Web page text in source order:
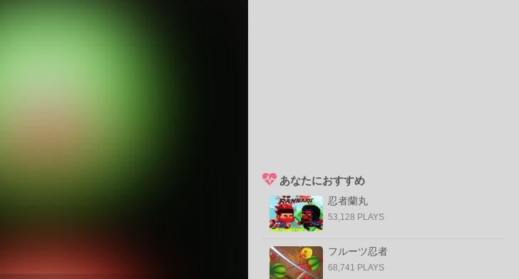
あなたにおすすめ
忍者蘭丸
53,128 PLAYS
フルーツ忍者
68,741 PLAYS